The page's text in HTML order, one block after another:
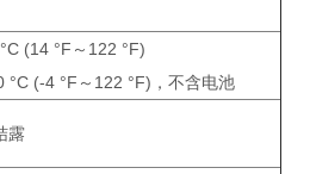
(14 °F～122 °F)
(-4 °F～122 °F)，不含电池
露